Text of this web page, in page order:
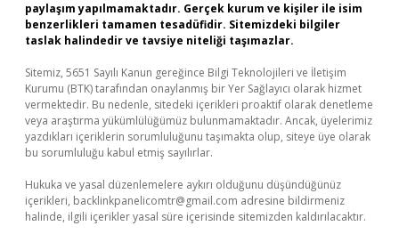
paylaşım yapılmamaktadır. Gerçek kurum ve kişiler ile isim
benzerlikleri tamamen tesadüfidir. Sitemizdeki bilgiler
taslak halindedir ve tavsiye niteliği taşımazlar.
Sitemiz, 5651 Sayılı Kanun gereğince Bilgi Teknolojileri ve İletişim
Kurumu (BTK) tarafından onaylanmış bir Yer Sağlayıcı olarak hizmet
vermektedir. Bu nedenle, sitedeki içerikleri proaktif olarak denetleme
veya araştırma yükümlülüğümüz bulunmamaktadır. Ancak, üyelerimiz
yazdıkları içeriklerin sorumluluğunu taşımakta olup, siteye üye olarak
bu sorumluluğu kabul etmiş sayılırlar.
Hukuka ve yasal düzenlemelere aykırı olduğunu düşündüğünüz
içerikleri, backlinkpanelicomtr@gmail.com adresine bildirmeniz
halinde, ilgili içerikler yasal süre içerisinde sitemizden kaldırılacaktır.